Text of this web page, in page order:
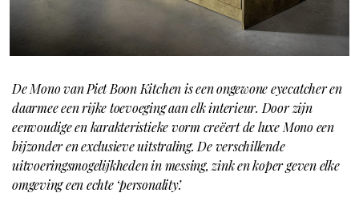
De Mono van Piet Boon Kitchen is een ongewone eyecatcher en
daarmee een rijke toevoeging aan elk interieur. Door zijn
eenvoudige en karakteristieke vorm creëert de luxe Mono een
bijzonder en exclusieve uitstraling. De verschillende
uitvoeringsmogelijkheden in messing, zink en koper geven elke
omgeving een echte ‘personality’.